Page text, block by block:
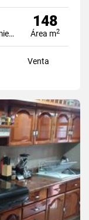
Estacionamiento
148
Área m2
Venta